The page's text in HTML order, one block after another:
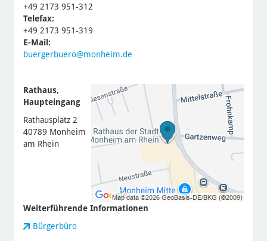
+49 2173 951-312
Telefax:
+49 2173 951-319
E-Mail:
buergerbuero@monheim.de
Rathaus,
Haupteingang
Rathausplatz 2
40789 Monheim
am Rhein
Weiterführende Informationen
Bürgerbüro